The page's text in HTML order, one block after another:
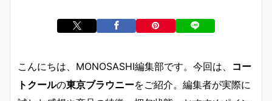
こんにちは、MONOSASHI編集部です。今回は、 コー
トクールの東京ブラウニーをご紹介。編集者が実際に